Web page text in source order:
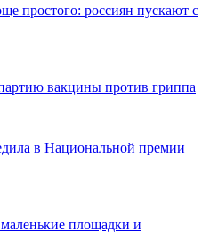
простого: россиян пускают с
вакцины против гриппа
в Национальной премии
площадки и